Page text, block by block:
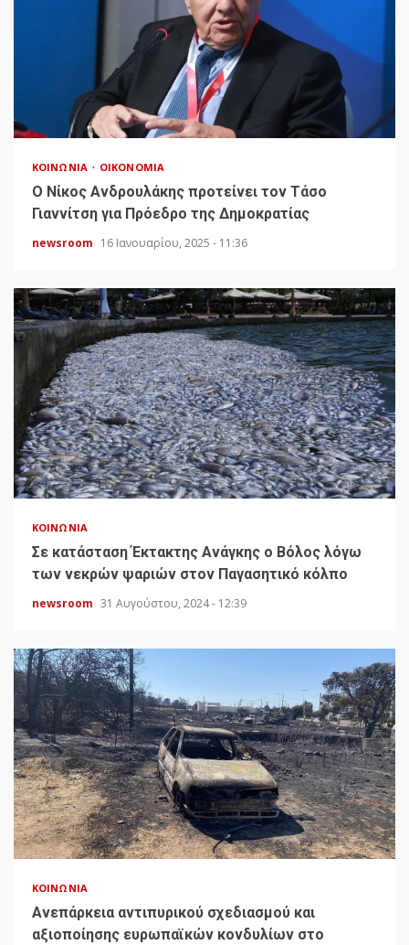
ΚΟΙΝΩΝΊΑ ΟΙΚΟΝΟΜΊΑ
Ο Νίκος Ανδρουλάκης προτείνει τον Τάσο
Γιαννίτση για Πρόεδρο της Δημοκρατίας
newsroom 16 Ιανουαρίου, 2025 - 11:36
ΚΟΙΝΩΝΊΑ
Σε κατάσταση Έκτακτης Ανάγκης ο Βόλος λόγω
των νεκρών ψαριών στον Παγασητικό κόλπο
newsroom 31 Αυγούστου, 2024 - 12:39
ΚΟΙΝΩΝΊΑ
Ανεπάρκεια αντιπυρικού σχεδιασμού και
αξιοποίησης ευρωπαϊκών κονδυλίων στο